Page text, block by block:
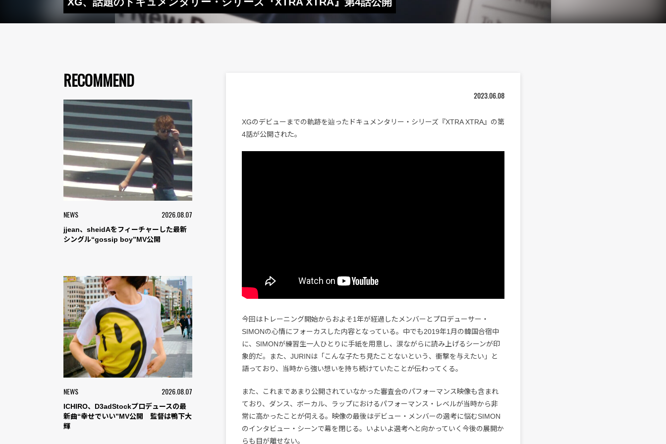
RECOMMEND
NEWS 2026.08.07
jjean、sheidAをフィーチャーした最新
シングル“gossip boy”MV公開
NEWS 2026.08.07
ICHIRO、D3adStockプロデュースの最
新曲“幸せでいい”MV公開 監督は鴨下大
輝
2023.06.08
XGのデビューまでの軌跡を辿ったドキュメンタリー・シリーズ『XTRA XTRA』の第
4話が公開された。
今回はトレーニング開始からおよそ1年が経過したメンバーとプロデューサー・
SIMONの心情にフォーカスした内容となっている。中でも2019年1月の韓国合宿中
に、SIMONが練習生一人ひとりに手紙を用意し、涙ながらに読み上げるシーンが印
象的だ。また、JURINは「こんな子たち見たことないという、衝撃を与えたい」と
語っており、当時から強い想いを持ち続けていたことが伝わってくる。
また、これまであまり公開されていなかった審査会のパフォーマンス映像も含まれ
ており、ダンス、ボーカル、ラップにおけるパフォーマンス・レベルが当時から非
常に高かったことが伺える。映像の最後はデビュー・メンバーの選考に悩むSIMON
のインタビュー・シーンで幕を閉じる。いよいよ選考へと向かっていく今後の展開か
らも目が離せない。